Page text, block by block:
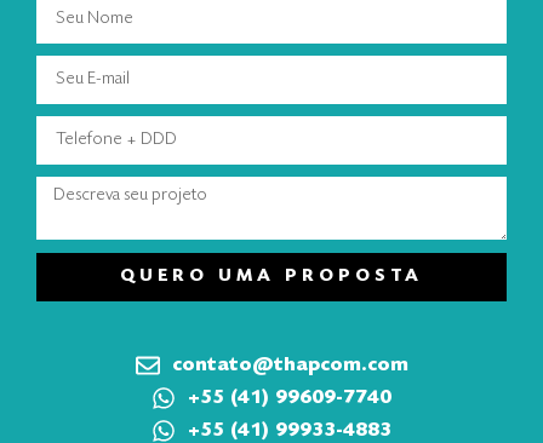
QUERO UMA PROPOSTA
contato@thapcom.com
+55 (41) 99609-7740
+55 (41) 99933-4883